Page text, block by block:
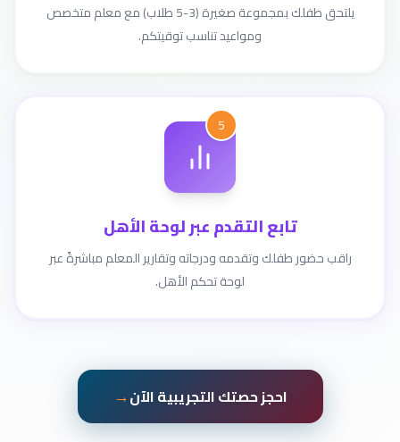
يلتحق طفلك بمجموعة صغيرة (3-5 طلاب) مع معلم متخصص
ومواعيد تناسب توقيتكم.
5
تابع التقدم عبر لوحة الأهل
راقب حضور طفلك وتقدمه ودرجاته وتقارير المعلم مباشرةً عبر
لوحة تحكم الأهل.
احجز حصتك التجريبية الآن→